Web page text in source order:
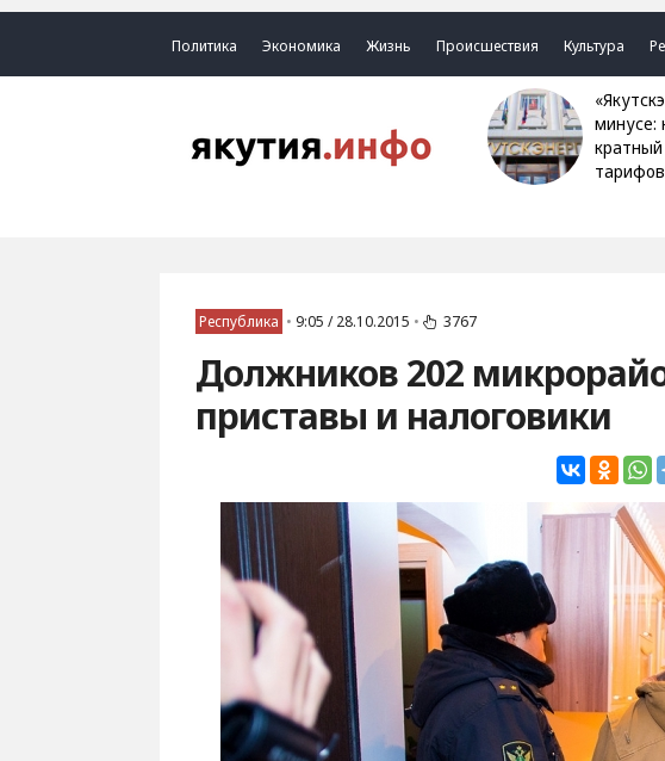
Политика Экономика Жизнь Происшествия Культура
«Якутскэнерго» в
минусе:
Республика • 9:05 / 28.10.2015 • 3767
Должников 202
приставы и налоговики